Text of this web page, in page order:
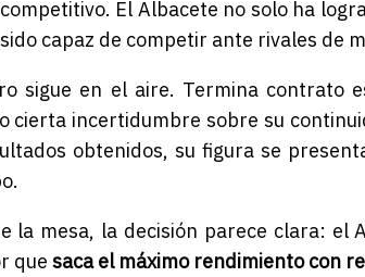
El Albacete no solo ha
capaz de competir ante rivales de
sigue en el aire. Termina contrato
cierta incertidumbre sobre su
obtenidos, su figura se
la mesa, la decisión parece clara: el
que saca el máximo rendimiento con